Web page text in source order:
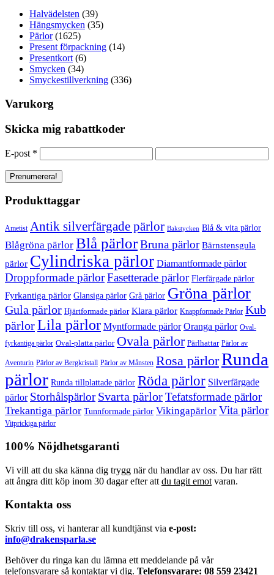
Halvädelsten (39)
Hängsmycken (35)
Pärlor (1625)
Present förpackning (14)
Presentkort (6)
Smycken (34)
Smyckestillverkning (336)
Varukorg
Skicka mig rabattkoder
E-post *
Produkttaggar
Ametist Antik silverfärgade pärlor Bakstycken Blå & vita pärlor
Blågröna pärlor Blå pärlorBruna pärlor Bärnstensgula
pärlor Cylindriska pärlor Diamantformade pärlor
Droppformade pärlorFasetterade pärlor Flerfärgade pärlor
Fyrkantiga pärlor Glansiga pärlor Grå pärlor Gröna pärlor
Gula pärlor Hjärtformade pärlor Klara pärlor Knappformade Pärlor Kub
pärlorLila pärlor Myntformade pärlor Oranga pärlor Oval-
fyrkantiga pärlor Oval-platta pärlor Ovala pärlor Pärlhattar Pärlor av
Aventurin Pärlor av Bergkristall Pärlor av Månsten Rosa pärlorRunda
pärlor Runda tillplattade pärlor Röda pärlor Silverfärgade
pärlor Storhålspärlor Svarta pärlorTefatsformade pärlor
Trekantiga pärlor Tunnformade pärlor Vikingapärlor Vita pärlor
Vitprickiga pärlor
100% Nöjdhetsgaranti
Vi vill att du ska känna dig trygg när du handlar av oss. Du har rätt
att ångra ditt köp inom 30 dagar efter att du tagit emot varan.
Kontakta oss
Skriv till oss, vi hanterar all kundtjänst via e-post:
info@drakensparla.se
Behöver du ringa kan du lämna ett meddelande på vår
telefonsvarare så kontaktar vi dig. Telefonsvarare: 08 559 23421